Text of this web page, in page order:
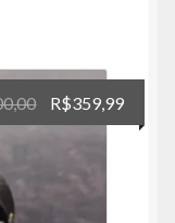
O
preço
R$359,99O
preço